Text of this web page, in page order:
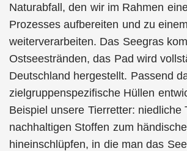
Naturabfall, den wir im Rahmen
Prozesses aufbereiten und zu
weiterverarbeiten. Das Seegras
Ostseestränden, das Pad wird
Deutschland hergestellt. Passend
zielgruppenspezifische Hüllen
Beispiel unsere Tierretter: niedliche
nachhaltigen Stoffen zum
hineinschlüpfen, in die man das